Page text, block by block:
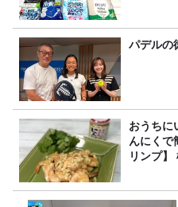
パデルの
おうちに
んにくで
リンプ】